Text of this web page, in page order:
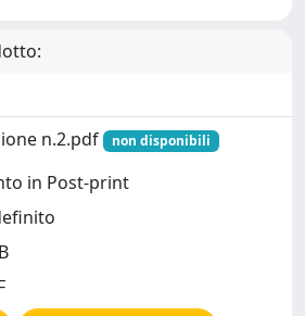
n.2.pdf
non disponibili
in Post-print